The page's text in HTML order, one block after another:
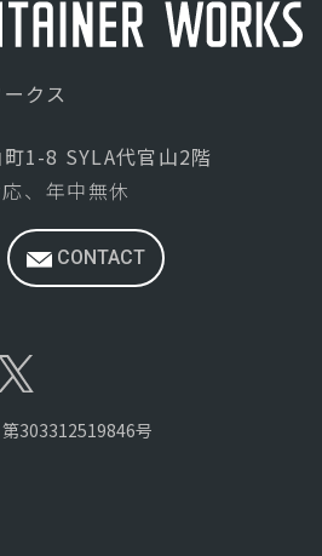
クス
1-8 SYLA代官山2階
、年中無休
CONTACT
303312519846号